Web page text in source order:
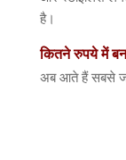
है।
कितनेरुपयेमेंबन
अब आते हैं सबसे